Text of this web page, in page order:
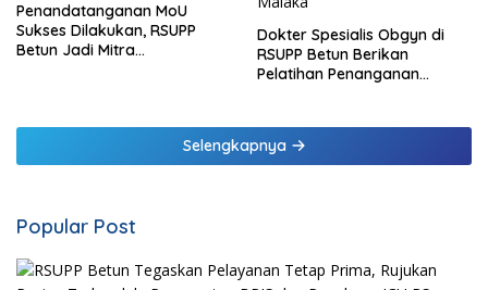
Penandatanganan MoU
Sukses Dilakukan, RSUPP
Betun Jadi Mitra
Dokter Spesialis Obgyn di
RSUPP Betun Berikan
Pelatihan Penanganan
Malaka
Selengkapnya
Popular Post